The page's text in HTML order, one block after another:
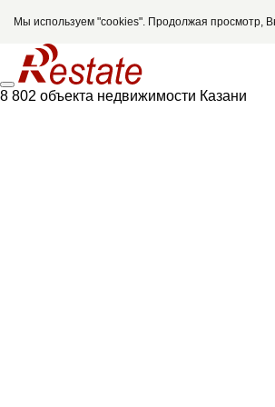
Мы используем "cookies". Продолжая просмотр,
8 802 объекта недвижимости Казани